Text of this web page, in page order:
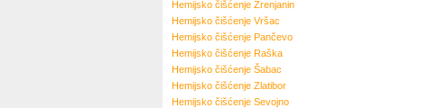
Hemijsko čišćenje Zrenjanin
Hemijsko čišćenje Vršac
Hemijsko čišćenje Pančevo
Hemijsko čišćenje Raška
Hemijsko čišćenje Šabac
Hemijsko čišćenje Zlatibor
Hemijsko čišćenje Sevojno